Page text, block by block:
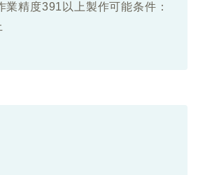
業精度391以上製作可能条件：